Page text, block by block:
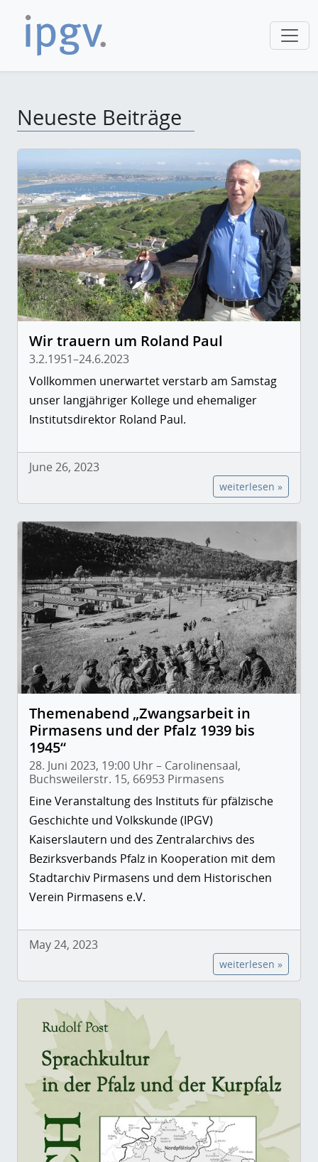
Neueste Beiträge
Wir trauern um Roland Paul
3.2.1951–24.6.2023
Vollkommen unerwartet verstarb am Samstag
unser langjähriger Kollege und ehemaliger
Institutsdirektor Roland Paul.
June 26, 2023
weiterlesen »
Themenabend „Zwangsarbeit in
Pirmasens und der Pfalz 1939 bis
1945“
28. Juni 2023, 19:00 Uhr – Carolinensaal,
Buchsweilerstr. 15, 66953 Pirmasens
Eine Veranstaltung des Instituts für pfälzische
Geschichte und Volkskunde (IPGV)
Kaiserslautern und des Zentralarchivs des
Bezirksverbands Pfalz in Kooperation mit dem
Stadtarchiv Pirmasens und dem Historischen
Verein Pirmasens e.V.
May 24, 2023
weiterlesen »